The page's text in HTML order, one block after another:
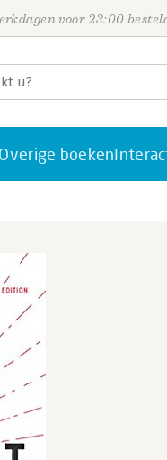
voor 23:00
Overige boeken